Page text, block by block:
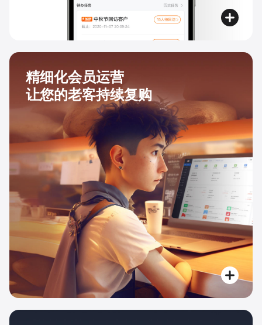
精细化会员运营
让您的老客持续复购